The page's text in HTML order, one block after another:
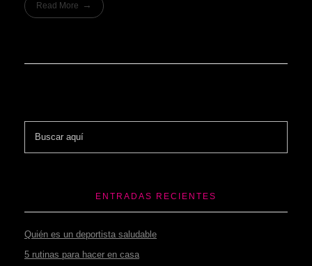
Read More
ENTRADAS RECIENTES
Quién es un deportista saludable
5 rutinas para hacer en casa